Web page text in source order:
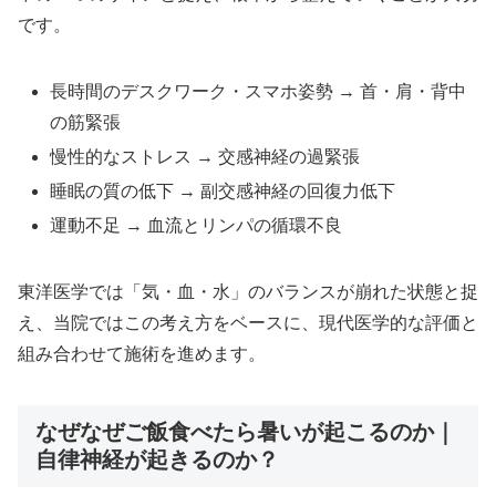
です。
長時間のデスクワーク・スマホ姿勢 → 首・肩・背中
の筋緊張
慢性的なストレス → 交感神経の過緊張
睡眠の質の低下 → 副交感神経の回復力低下
運動不足 → 血流とリンパの循環不良
東洋医学では「気・血・水」のバランスが崩れた状態と捉
え、当院ではこの考え方をベースに、現代医学的な評価と
組み合わせて施術を進めます。
なぜなぜご飯食べたら暑いが起こるのか｜
自律神経が起きるのか？